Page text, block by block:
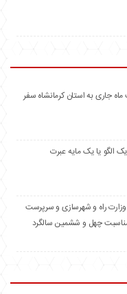
جاری به استان کرمانشاه سفر
یا یک مایه عبرت
راه و شهرسازی و سرپرست
مناسبت چهل و ششمین سالگرد